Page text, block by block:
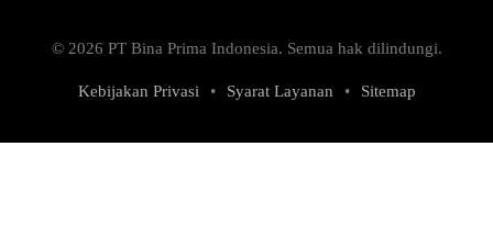
© 2026 PT Bina Prima Indonesia. Semua hak dilindungi.
Kebijakan Privasi • Syarat Layanan • Sitemap